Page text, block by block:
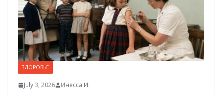
ЗДОРОВЬЕ
July 3, 2026 Инесса И.